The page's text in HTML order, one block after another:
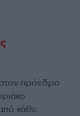
πρόεδρο
κάθε